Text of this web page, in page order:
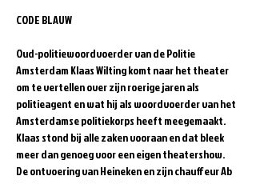
Oud-politiewoordvoerder van de Politie
Amsterdam Klaas Wilting komt naar het theater
om te vertellen over zijn roerige jaren als
politieagent en wat hij als woordvoerder van het
Amsterdamse politiekorps heeft meegemaakt.
Klaas stond bij alle zaken vooraan en dat bleek
meer dan genoeg voor een eigen theatershow.
De ontvoering van Heineken en zijn chauffeur Ab